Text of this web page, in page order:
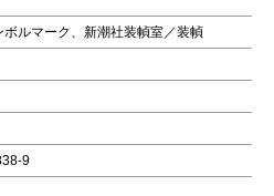
ボルマーク、新潮社装幀室／装幀
9